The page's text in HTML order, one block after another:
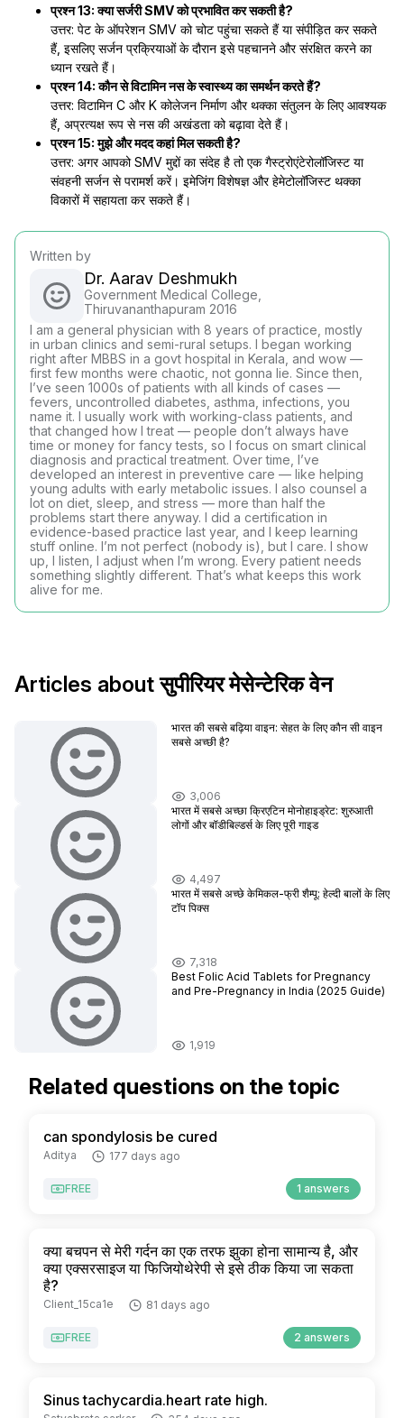
प्रश्न 13: क्या सर्जरी SMV को प्रभावित कर सकती है?
उत्तर: पेट के ऑपरेशन SMV को चोट पहुंचा सकते हैं या संपीड़ित कर सकते
हैं, इसलिए सर्जन प्रक्रियाओं के दौरान इसे पहचानने और संरक्षित करने का
ध्यान रखते हैं।
प्रश्न 14: कौन से विटामिन नस के स्वास्थ्य का समर्थन करते हैं?
उत्तर: विटामिन C और K कोलेजन निर्माण और थक्का संतुलन के लिए आवश्यक
हैं, अप्रत्यक्ष रूप से नस की अखंडता को बढ़ावा देते हैं।
प्रश्न 15: मुझे और मदद कहां मिल सकती है?
उत्तर: अगर आपको SMV मुद्दों का संदेह है तो एक गैस्ट्रोएंटेरोलॉजिस्ट या
संवहनी सर्जन से परामर्श करें। इमेजिंग विशेषज्ञ और हेमेटोलॉजिस्ट थक्का
विकारों में सहायता कर सकते हैं।
Written by
Dr. Aarav Deshmukh
Government Medical College,
Thiruvananthapuram 2016
I am a general physician with 8 years of practice, mostly
in urban clinics and semi-rural setups. I began working
right after MBBS in a govt hospital in Kerala, and wow —
first few months were chaotic, not gonna lie. Since then,
I’ve seen 1000s of patients with all kinds of cases —
fevers, uncontrolled diabetes, asthma, infections, you
name it. I usually work with working-class patients, and
that changed how I treat — people don’t always have
time or money for fancy tests, so I focus on smart clinical
diagnosis and practical treatment. Over time, I’ve
developed an interest in preventive care — like helping
young adults with early metabolic issues. I also counsel a
lot on diet, sleep, and stress — more than half the
problems start there anyway. I did a certification in
evidence-based practice last year, and I keep learning
stuff online. I’m not perfect (nobody is), but I care. I show
up, I listen, I adjust when I’m wrong. Every patient needs
something slightly different. That’s what keeps this work
alive for me.
Articles about सुपीरियर मेसेन्टेरिक वेन
भारत की सबसे बढ़िया वाइन: सेहत के लिए कौन सी वाइन
सबसे अच्छी है?
3,006
भारत में सबसे अच्छा क्रिएटिन मोनोहाइड्रेट: शुरुआती
लोगों और बॉडीबिल्डर्स के लिए पूरी गाइड
4,497
भारत में सबसे अच्छे केमिकल-फ्री शैम्पू: हेल्दी बालों के लिए
टॉप पिक्स
7,318
Best Folic Acid Tablets for Pregnancy
and Pre-Pregnancy in India (2025 Guide)
1,919
Related questions on the topic
can spondylosis be cured
Aditya 177 days ago
FREE 1 answers
क्या बचपन से मेरी गर्दन का एक तरफ झुका होना सामान्य है, और
क्या एक्सरसाइज या फिजियोथेरेपी से इसे ठीक किया जा सकता
है?
Client_15ca1e 81 days ago
FREE 2 answers
Sinus tachycardia.heart rate high.